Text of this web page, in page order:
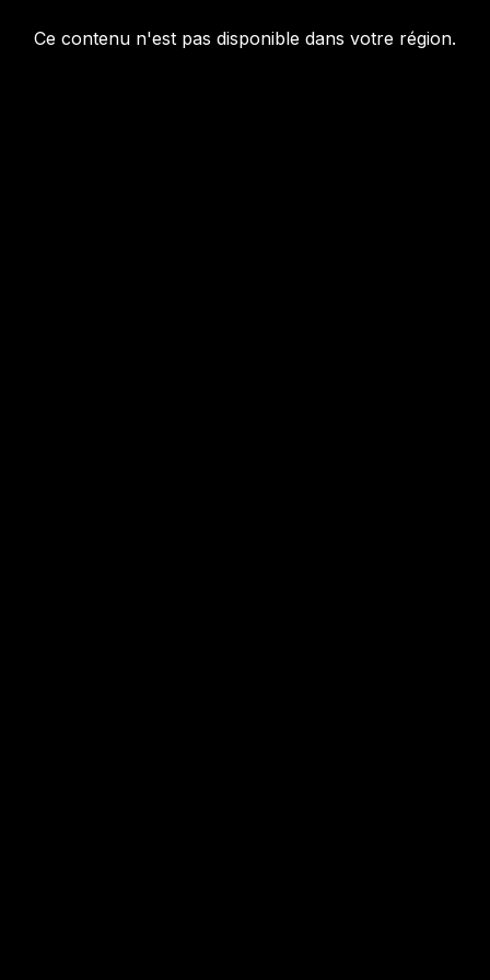
Ce contenu n'est pas disponible dans votre région.